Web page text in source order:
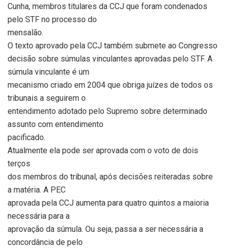
Cunha, membros titulares da CCJ que foram condenados
pelo STF no processo do
mensalão.
O texto aprovado pela CCJ também submete ao Congresso
decisão sobre súmulas vinculantes aprovadas pelo STF. A
súmula vinculante é um
mecanismo criado em 2004 que obriga juízes de todos os
tribunais a seguirem o
entendimento adotado pelo Supremo sobre determinado
assunto com entendimento
pacificado.
Atualmente ela pode ser aprovada com o voto de dois
terços
dos membros do tribunal, após decisões reiteradas sobre
a matéria. A PEC
aprovada pela CCJ aumenta para quatro quintos a maioria
necessária para a
aprovação da súmula. Ou seja, passa a ser necessária a
concordância de pelo